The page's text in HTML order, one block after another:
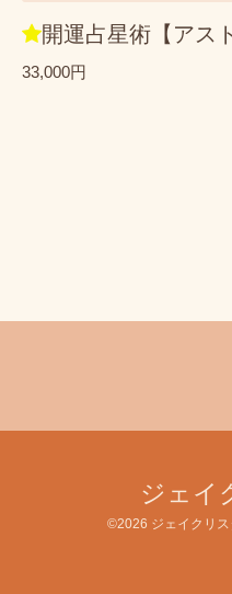
開運占星術【アス
33,000円
ジェイ
©2026 ジェイクリ